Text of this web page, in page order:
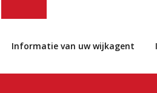
Informatie van uw wijkagent